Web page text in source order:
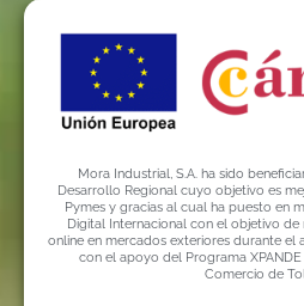
Mora Industrial, S.A. ha sido
Desarrollo Regional cuyo objetivo es
Pymes y gracias al cual ha puesto en
Digital Internacional con el objetivo
online en mercados exteriores durante el
con el apoyo del Programa
Comercio de